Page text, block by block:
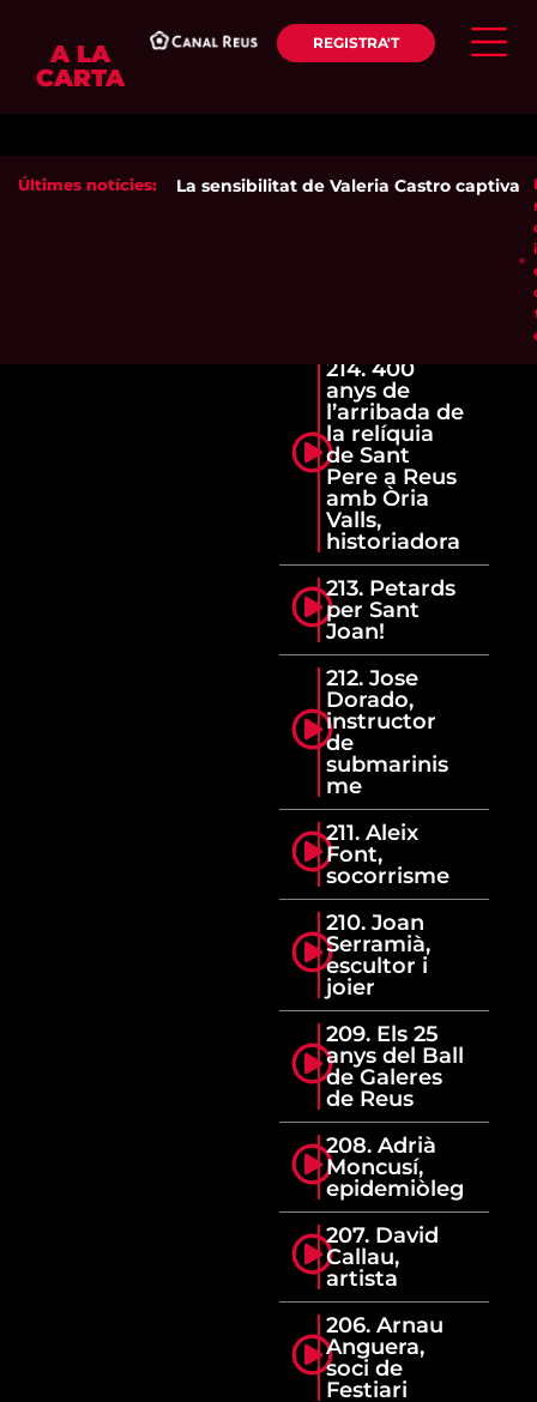
A LA
CARTA
REGISTRA'T
Últimes notícies: La sensibilitat de Valeria Castro captiva
214. 400
anys de
l’arribada de
la relíquia
de Sant
Pere a Reus
amb Òria
Valls,
historiadora
213. Petards
per Sant
Joan!
212. Jose
Dorado,
instructor
de
submarinis
me
211. Aleix
Font,
socorrisme
210. Joan
Serramià,
escultor i
joier
209. Els 25
anys del Ball
de Galeres
de Reus
208. Adrià
Moncusí,
epidemiòleg
207. David
Callau,
artista
206. Arnau
Anguera,
soci de
Festiari